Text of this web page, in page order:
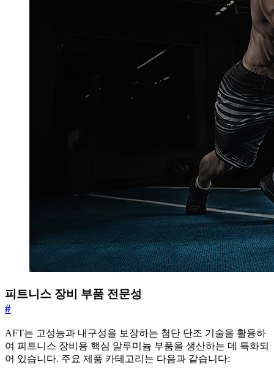
피트니스 장비 부품 전문성
#
AFT는 고성능과 내구성을 보장하는 첨단 단조 기술을 활용하
여 피트니스 장비용 핵심 알루미늄 부품을 생산하는 데 특화되
어 있습니다. 주요 제품 카테고리는 다음과 같습니다: